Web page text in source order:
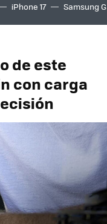
iPhone 17 Samsung
de este
con carga